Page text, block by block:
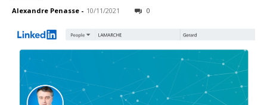
Alexandre Penasse - 10/11/2021 0